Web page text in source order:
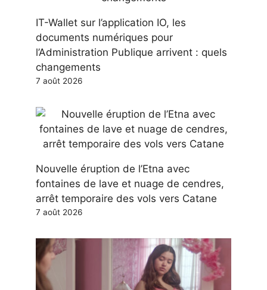
IT-Wallet sur l’application IO, les
documents numériques pour
l’Administration Publique arrivent : quels
changements
7 août 2026
Nouvelle éruption de l’Etna avec
fontaines de lave et nuage de cendres,
arrêt temporaire des vols vers Catane
7 août 2026